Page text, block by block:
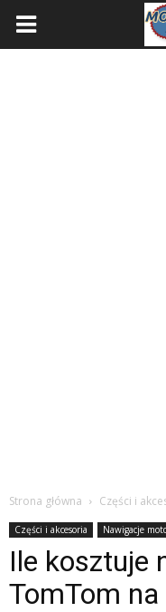
Strona główna Części i
Części i akcesoria Nawigacje
Ile kosztuje
TomTom